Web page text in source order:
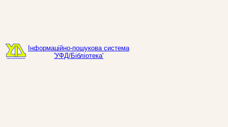
Інформаційно-пошукова система
'УФД/Бібліотека'